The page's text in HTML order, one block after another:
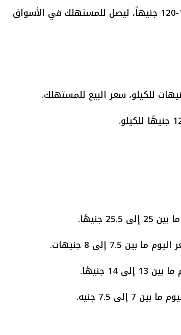
وسجل سعر كيلو الدجاج البلدى119-120 جنيهاً، ليصل للمستهلك في الأسواق
جنيهًا.
7.5 إلى 8 جنيهات.
جنيهًا.
إلى 7.5 جنيه.